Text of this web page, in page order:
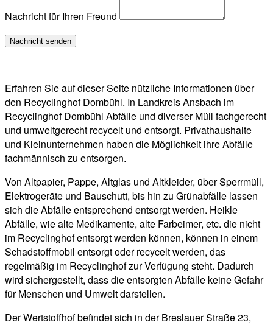
Nachricht für Ihren Freund
Erfahren Sie auf dieser Seite nützliche Informationen über
den Recyclinghof Dombühl. In Landkreis Ansbach im
Recyclinghof Dombühl Abfälle und diverser Müll fachgerecht
und umweltgerecht recycelt und entsorgt. Privathaushalte
und Kleinunternehmen haben die Möglichkeit ihre Abfälle
fachmännisch zu entsorgen.
Von Altpapier, Pappe, Altglas und Altkleider, über Sperrmüll,
Elektrogeräte und Bauschutt, bis hin zu Grünabfälle lassen
sich die Abfälle entsprechend entsorgt werden. Heikle
Abfälle, wie alte Medikamente, alte Farbeimer, etc. die nicht
im Recyclinghof entsorgt werden können, können in einem
Schadstoffmobil entsorgt oder recycelt werden, das
regelmäßig im Recyclinghof zur Verfügung steht. Dadurch
wird sichergestellt, dass die entsorgten Abfälle keine Gefahr
für Menschen und Umwelt darstellen.
Der Wertstoffhof befindet sich in der Breslauer Straße 23,